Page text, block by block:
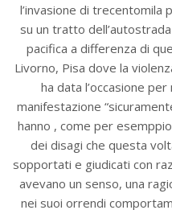
l’invasione di trecentomila
su un tratto
pacifica a differenza di
Livorno, Pisa dove la
ha data l’occasione
manifestazione
hanno , come per
dei disagi che questa
sopportati e giudicati con
avevano un senso, una
nei suoi orrendi